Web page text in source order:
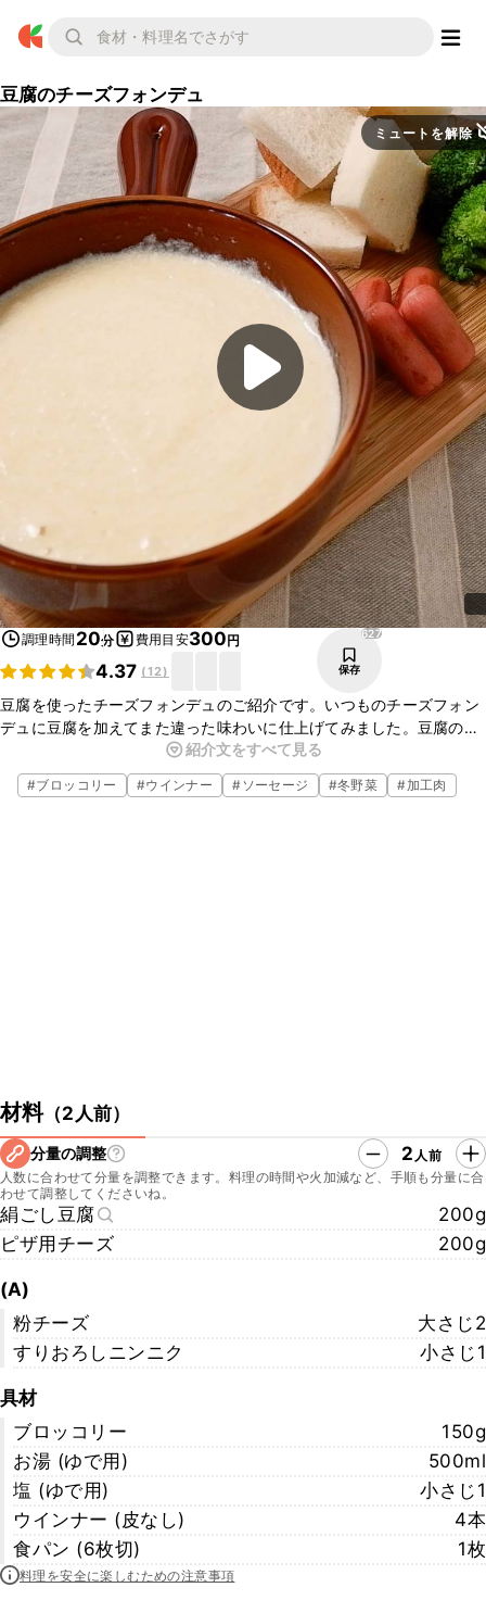
豆腐のチーズフォンデュ
ミュートを解除
調理時間 20分 費用目安300円
4.37 (12)
627
保存
豆腐を使ったチーズフォンデュのご紹介です。いつものチーズフォン
デュに豆腐を加えてまた違った味わいに仕上げてみました。豆腐の香
りとピザ用チーズのコクが絶妙で、ついついクセになるおいしさで
す。お好きな具材につけてお召し上がりください。
紹介文をすべて見る
#ブロッコリー #ウインナー #ソーセージ #冬野菜 #加工肉
材料（2人前）
分量の調整 2 人前
人数に合わせて分量を調整できます。料理の時間や火加減など、手順も分量に合
わせて調整してくださいね。
絹ごし豆腐
200g
ピザ用チーズ
200g
(A)
粉チーズ
大さじ2
すりおろしニンニク
小さじ1
具材
ブロッコリー
150g
お湯 (ゆで用)
500ml
塩 (ゆで用)
小さじ1
ウインナー (皮なし)
4本
食パン (6枚切)
1枚
料理を安全に楽しむための注意事項